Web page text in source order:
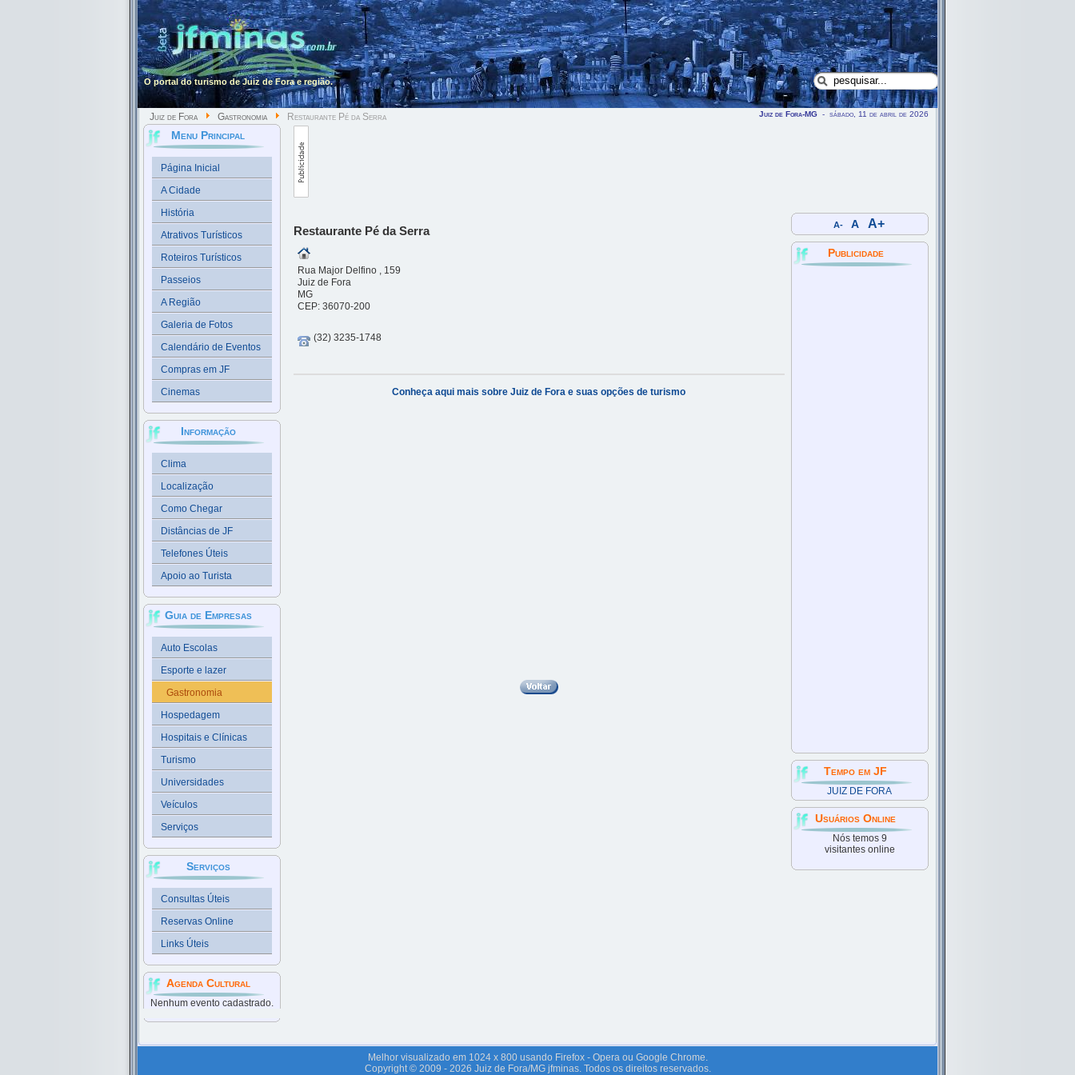
O portal do turismo de Juiz de Fora e região.
Juiz de Fora Gastronomia Restaurante Pé da Serra Juiz de Fora-MG - sábado, 11 de abril de 2026
Menu Principal
Página Inicial
A Cidade
História
Atrativos Turísticos
Roteiros Turísticos
Passeios
A Região
Galeria de Fotos
Calendário de Eventos
Compras em JF
Cinemas
Informação
Clima
Localização
Como Chegar
Distâncias de JF
Telefones Úteis
Apoio ao Turista
Guia de Empresas
Auto Escolas
Esporte e lazer
Gastronomia
Hospedagem
Hospitais e Clínicas
Turismo
Universidades
Veículos
Serviços
Serviços
Consultas Úteis
Reservas Online
Links Úteis
Agenda Cultural
Nenhum evento cadastrado.
Restaurante Pé da Serra
Rua Major Delfino , 159
Juiz de Fora
MG
CEP: 36070-200
(32) 3235-1748
Conheça aqui mais sobre Juiz de Fora e suas opções de turismo
A- A A+
Publicidade
Tempo em JF
JUIZ DE FORA
Usuários Online
Nós temos 9
visitantes online
Melhor visualizado em 1024 x 800 usando Firefox - Opera ou Google Chrome.
Copyright © 2009 - 2026 Juiz de Fora/MG jfminas. Todos os direitos reservados.